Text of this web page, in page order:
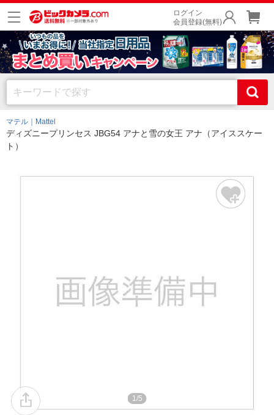
ログイン
会員登録(無料)
マテル｜Mattel
ディズニープリンセス JBG54 アナと雪の女王 アナ（アイススケー
ト）
1/5